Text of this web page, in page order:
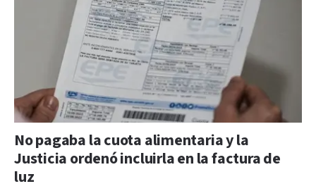
No pagaba la cuota alimentaria y la
Justicia ordenó incluirla en la factura de
luz